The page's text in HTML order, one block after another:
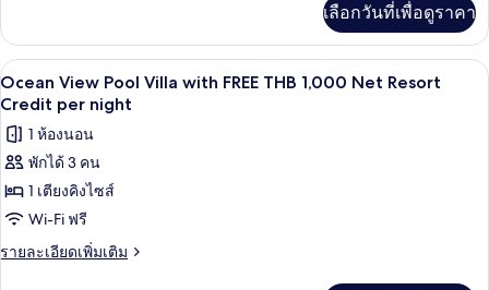
THB
2,000
Net
Resort
Credit
per
Night
เกี่ยว
กับ
Seawater
Pool
with
FREE
2,000
Net
Credit
เลือกวันที่เพื่อดูราคา
เปิด
ภาพถ่าย
ทั้งหมด
ของ
Ocean
View
Pool
7
Ocean View Pool Villa with FREE THB 1,000 Net Resort
Credit per night
1 ห้องนอน
พักได้ 3 คน
1 เตียงคิงไซส์
Wi-Fi ฟรี
รายละเอียดเพิ่มเติม
ราย